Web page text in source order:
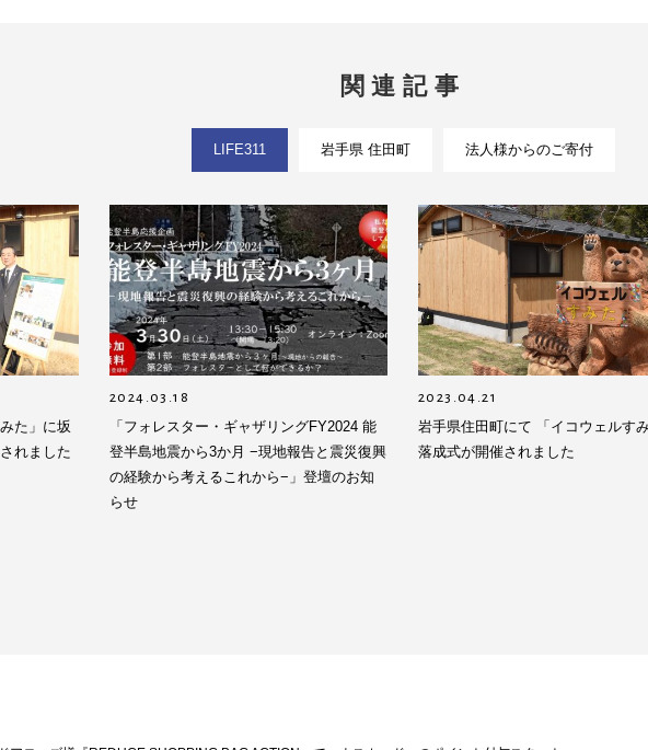
関連記事
LIFE311 岩手県 住田町 法人様からのご寄付
た」に坂
れました
2024.03.18
「フォレスター・ギャザリングFY2024 能
登半島地震から3か月 −現地報告と震災復興
の経験から考えるこれから−」登壇のお知
らせ
2023.04.21
岩手県住田町にて 「イコウェルす
落成式が開催されました